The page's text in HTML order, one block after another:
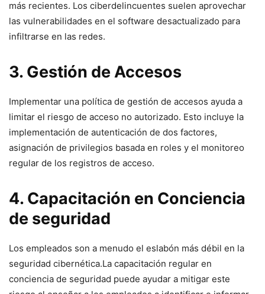
más⁢ recientes. Los ciberdelincuentes suelen aprovechar
las vulnerabilidades en el software desactualizado para
⁣infiltrarse en las redes.
3. Gestión ⁣de Accesos
Implementar una política⁤ de‌ gestión de accesos ayuda a
limitar el riesgo de acceso no autorizado. Esto incluye la
implementación de autenticación de ⁣dos factores,
asignación de privilegios⁤ basada en roles y el‌ monitoreo
regular​ de los⁤ registros‍ de acceso.
4.​ Capacitación en Conciencia
⁤de seguridad
Los empleados son a menudo el ​eslabón‍ más débil‌ en la
seguridad cibernética.La capacitación regular ⁣en
conciencia de seguridad⁣ puede ayudar a mitigar este